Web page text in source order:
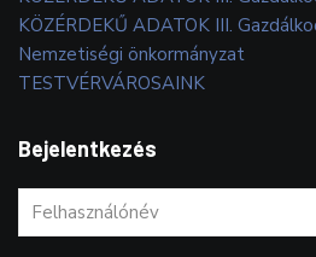
KÖZÉRDEKŰ ADATOK III.
Nemzetiségi önkormányzat
TESTVÉRVÁROSAINK
Bejelentkezés